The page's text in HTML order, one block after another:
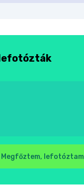
Megfőztem, lefotóztam